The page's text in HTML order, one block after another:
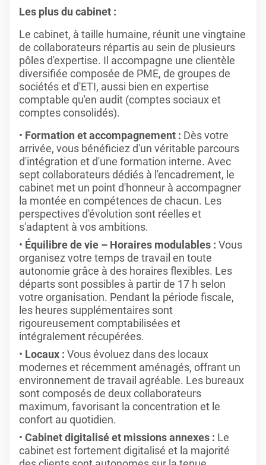
Les plus du cabinet :
Le cabinet, à taille humaine, réunit une vingtaine
de collaborateurs répartis au sein de plusieurs
pôles d'expertise. Il accompagne une clientèle
diversifiée composée de PME, de groupes de
sociétés et d'ETI, aussi bien en expertise
comptable qu'en audit (comptes sociaux et
comptes consolidés).
Formation et accompagnement : Dès votre
arrivée, vous bénéficiez d'un véritable parcours
d'intégration et d'une formation interne. Avec
sept collaborateurs dédiés à l'encadrement, le
cabinet met un point d'honneur à accompagner
la montée en compétences de chacun. Les
perspectives d'évolution sont réelles et
s'adaptent à vos ambitions.
Équilibre de vie – Horaires modulables : Vous
organisez votre temps de travail en toute
autonomie grâce à des horaires flexibles. Les
départs sont possibles à partir de 17 h selon
votre organisation. Pendant la période fiscale,
les heures supplémentaires sont
rigoureusement comptabilisées et
intégralement récupérées.
Locaux : Vous évoluez dans des locaux
modernes et récemment aménagés, offrant un
environnement de travail agréable. Les bureaux
sont composés de deux collaborateurs
maximum, favorisant la concentration et le
confort au quotidien.
Cabinet digitalisé et missions annexes : Le
cabinet est fortement digitalisé et la majorité